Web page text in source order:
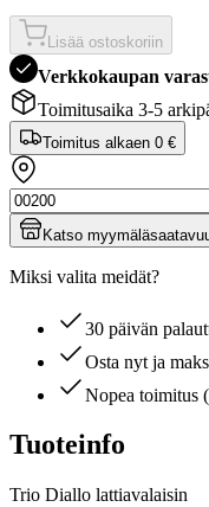
Lisää ostoskoriin
Verkkokaupan
Toimitusaika 3-5
Toimitus alkaen 0 €
Katso
Miksi valita meidät?
30 päivän
Osta nyt ja
Nopea toimitus
Tuoteinfo
Trio Diallo lattiavalaisin